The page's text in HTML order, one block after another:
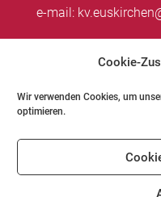
Cookie-
Wir verwenden Cookies, um
optimieren.
e-mail:
Impressum
Cookie-